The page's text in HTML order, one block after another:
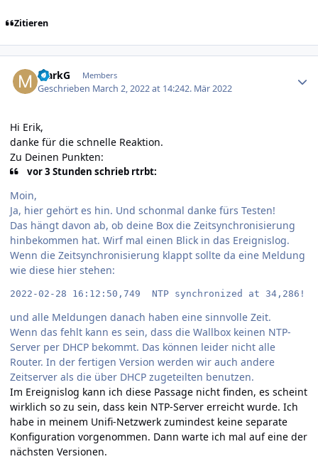
Zitieren
MarkG Members
Geschrieben March 2, 2022 at 14:242. Mär 2022
Hi Erik,
danke für die schnelle Reaktion.
Zu Deinen Punkten:
vor 3 Stunden schrieb rtrbt:
Moin,
Ja, hier gehört es hin. Und schonmal danke fürs Testen!
Das hängt davon ab, ob deine Box die Zeitsynchronisierung
hinbekommen hat. Wirf mal einen Blick in das Ereignislog.
Wenn die Zeitsynchronisierung klappt sollte da eine Meldung
wie diese hier stehen:
2022-02-28 16:12:50,749  NTP synchronized at 34,286!
und alle Meldungen danach haben eine sinnvolle Zeit.
Wenn das fehlt kann es sein, dass die Wallbox keinen NTP-
Server per DHCP bekommt. Das können leider nicht alle
Router. In der fertigen Version werden wir auch andere
Zeitserver als die über DHCP zugeteilten benutzen.
Im Ereignislog kann ich diese Passage nicht finden, es scheint
wirklich so zu sein, dass kein NTP-Server erreicht wurde. Ich
habe in meinem Unifi-Netzwerk zumindest keine separate
Konfiguration vorgenommen. Dann warte ich mal auf eine der
nächsten Versionen.